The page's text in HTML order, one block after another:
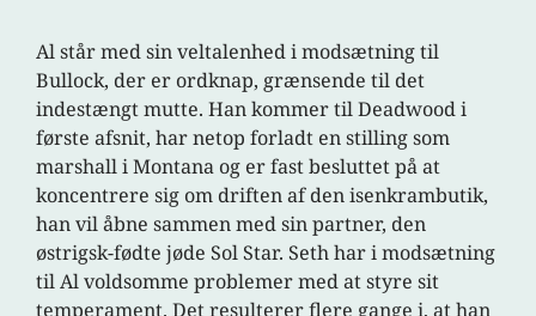
Al står med sin veltalenhed i modsætning til
Bullock, der er ordknap, grænsende til det
indestængt mutte. Han kommer til Deadwood i
første afsnit, har netop forladt en stilling som
marshall i Montana og er fast besluttet på at
koncentrere sig om driften af den isenkrambutik,
han vil åbne sammen med sin partner, den
østrigsk-fødte jøde Sol Star. Seth har i modsætning
til Al voldsomme problemer med at styre sit
temperament. Det resulterer flere gange i, at han